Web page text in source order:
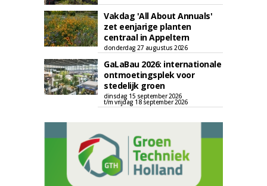
Vakdag 'All About Annuals'
zet eenjarige planten
centraal in Appeltern
donderdag 27 augustus 2026
GaLaBau 2026: internationale
ontmoetingsplek voor
stedelijk groen
dinsdag 15 september 2026
t/m vrijdag 18 september 2026